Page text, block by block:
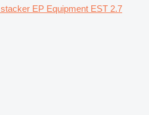
stacker EP Equipment EST 2.7